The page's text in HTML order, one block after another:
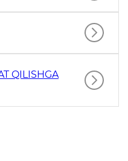
QILISHGA